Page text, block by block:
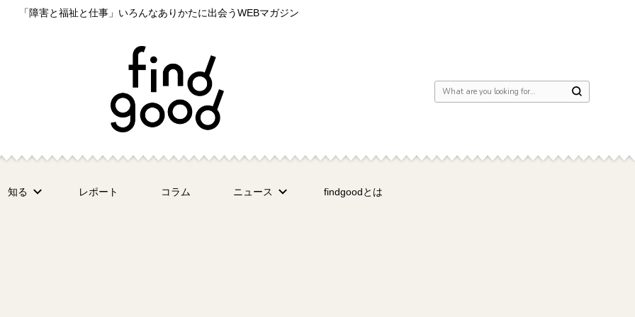
「障害と福祉と仕事」いろんなありかたに出会うWEBマガジン
Looking for Something?
知る レポート コラム ニュース findgoodとは